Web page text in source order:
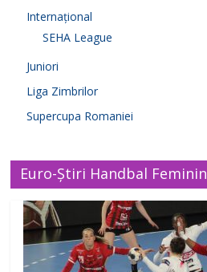
Internațional
SEHA League
Juniori
Liga Zimbrilor
Supercupa Romaniei
Euro-Știri Handbal Feminin